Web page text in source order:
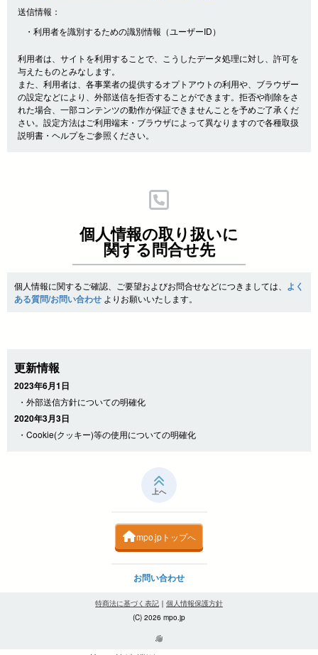
送信情報：
・利用者を識別するための識別情報（ユーザーID）
利用者は、サイトを利用することで、こうしたデータ処理に対し、許可を
与えたものとみなします。
また、利用者は、各事業者の提供するオプトアウトの利用や、ブラウザー
の設定などにより、外部送信を拒否することができます。拒否や削除をさ
れた場合、一部コンテンツの動作が保証できませんことを予めご了承くだ
さい。設定方法はご利用端末・ブラウザによって異なりますので各種取扱
説明書・ヘルプをご参照ください。
個人情報の取り扱いに
関する問合せ先
個人情報に関するご確認、ご要望およびお問合せなどにつきましては、 よく
ある質問/お問い合わせよりお願いいたします。
更新情報
2023年6月1日
・外部送信方針についての明確化
2020年3月3日
・Cookie(クッキー)等の使用についての明確化
上へ
mpo.jpトップへ
お問い合わせ
特商法に基づく表記 ｜ 個人情報保護方針
(C) 2026 mpo.jp